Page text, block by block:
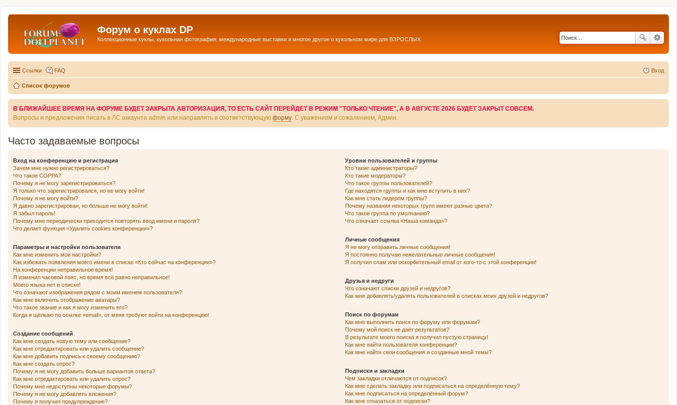
Форум о куклах DP
Коллекционные куклы, кукольная фотография, международные выставки и многое другое о кукольном мире для ВЗРОСЛЫХ
Ссылки FAQ Вход
Список форумов
В БЛИЖАЙШЕЕ ВРЕМЯ НА ФОРУМЕ БУДЕТ ЗАКРЫТА АВТОРИЗАЦИЯ, ТО ЕСТЬ САЙТ ПЕРЕЙДЕТ В РЕЖИМ "ТОЛЬКО ЧТЕНИЕ", А В АВГУСТЕ 2026 БУДЕТ ЗАКРЫТ СОВСЕМ.
Вопросы и предложения писать в ЛС аккаунта admin или направлять в соответствующую форму . С уважением и сожалением, Админ.
Часто задаваемые вопросы
Вход на конференцию и регистрация
Зачем мне нужно регистрироваться?
Что такое COPPA?
Почему я не могу зарегистрироваться?
Я только что зарегистрировался, но не могу войти!
Почему я не могу войти?
Я давно зарегистрирован, но больше не могу войти!
Я забыл пароль!
Почему мне периодически приходится повторять ввод имени и пароля?
Что делает функция «Удалить cookies конференции»?
Параметры и настройки пользователя
Как мне изменить мои настройки?
Как избежать появления моего имени в списке «Кто сейчас на конференции»?
На конференции неправильное время!
Я изменил часовой пояс, но время всё равно неправильное!
Моего языка нет в списке!
Что означают изображения рядом с моим именем пользователя?
Как мне включить отображение аватары?
Что такое звание и как я могу изменить его?
Когда я щёлкаю по ссылке «email», от меня требуют войти на конференцию!
Создание сообщений
Как мне создать новую тему или сообщение?
Как мне отредактировать или удалить сообщение?
Как мне добавить подпись к своему сообщению?
Как мне создать опрос?
Почему я не могу добавить больше вариантов ответа?
Как мне отредактировать или удалить опрос?
Почему мне недоступны некоторые форумы?
Почему я не могу добавлять вложения?
Почему я получил предупреждение?
Уровни пользователей и группы
Кто такие администраторы?
Кто такие модераторы?
Что такое группы пользователей?
Где находятся группы и как мне вступить в них?
Как мне стать лидером группы?
Почему названия некоторых групп имеют разные цвета?
Что такое группа по умолчанию?
Что означает ссылка «Наша команда»?
Личные сообщения
Я не могу отправить личные сообщения!
Я постоянно получаю нежелательные личные сообщения!
Я получил спам или оскорбительный email от кого-то с этой конференции!
Друзья и недруги
Что означают списки друзей и недругов?
Как мне добавлять/удалять пользователей в списках моих друзей и недругов?
Поиск по форумам
Как мне выполнить поиск по форуму или форумам?
Почему мой поиск не даёт результатов?
В результате моего поиска я получил пустую страницу!
Как мне найти пользователя конференции?
Как мне найти свои сообщения и созданные мной темы?
Подписки и закладки
Чем закладки отличаются от подписок?
Как мне сделать закладку или подписаться на определённую тему?
Как мне подписаться на определённый форум?
Как мне отказаться от подписки?